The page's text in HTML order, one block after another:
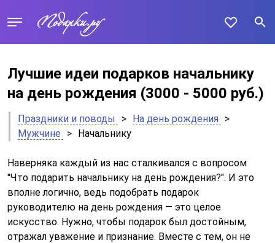
Лучшие идеи подарков начальнику
на день рождения (3000 - 5000 руб.)
Праздники и поводы > На день рождения >
Мужчине
> Начальнику
Наверняка каждый из нас сталкивался с вопросом
"Что подарить начальнику на день рождения?". И это
вполне логично, ведь подобрать подарок
руководителю на день рождения — это целое
искусство. Нужно, чтобы подарок был достойным,
отражал уважение и признание. Вместе с тем, он не